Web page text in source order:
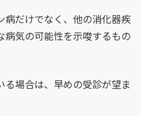
病だけでなく、他の消化器疾
病気の可能性を示唆するもの
る場合は、早めの受診が望ま